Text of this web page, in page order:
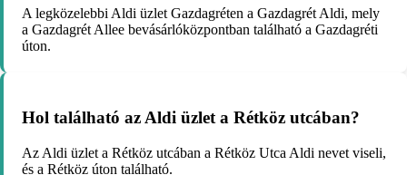
A legközelebbi Aldi üzlet Gazdagréten a Gazdagrét Aldi, mely
a Gazdagrét Allee bevásárlóközpontban található a Gazdagréti
úton.
Hol található az Aldi üzlet a Rétköz utcában?
Az Aldi üzlet a Rétköz utcában a Rétköz Utca Aldi nevet viseli,
és a Rétköz úton található.